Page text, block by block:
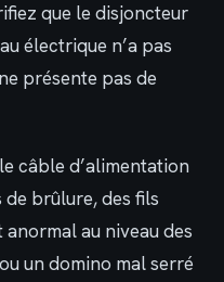
que le disjoncteur
électrique n’a pas
présente pas de
câble d’alimentation
brûlure, des fils
au niveau des
un domino mal serré